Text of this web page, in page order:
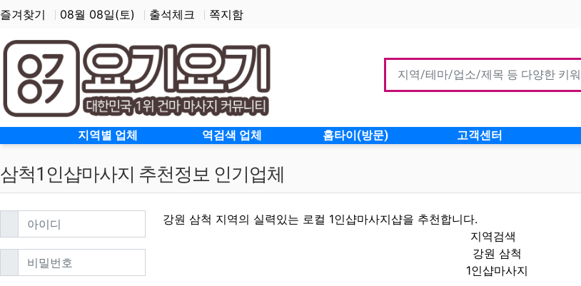
즐겨찾기 08월 08일(토) 출석체크 쪽지함
지역별 업체 역검색 업체 홈타이(방문) 고객센터
삼척1인샵마사지 추천정보 인기업체
강원 삼척 지역의 실력있는 로컬 1인샵마사지샵을 추천합니다.
지역검색
강원 삼척
1인샵마사지
아이디필수
비밀번호필수